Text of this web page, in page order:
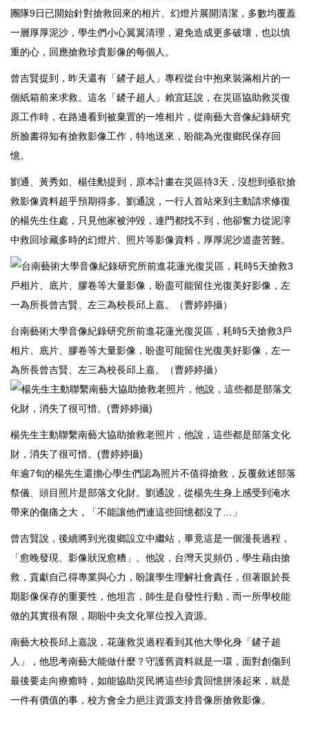
團隊9日已開始針對搶救回來的相片、幻燈片展開清潔，多數均覆蓋
一層厚厚泥沙，學生們小心翼翼清理，避免造成更多破壞，也以慎
重的心，回應搶救珍貴影像的每個人。
曾吉賢提到，昨天還有「鏟子超人」專程從台中抱來裝滿相片的一
個紙箱前來求救。這名「鏟子超人」賴宜廷說，在災區協助救災復
原工作時，在路邊看到被棄置的一堆相片，從南藝大音像紀錄研究
所臉書得知有搶救影像工作，特地送來，盼能為光復鄉民保存回
憶。
劉通、黃秀如、楊佳勳提到，原本計畫在災區待3天，沒想到亟欲搶
救影像資料超乎預期得多。劉通說，一行人首站來到主動請求修復
的楊先生住處，只見他家被沖毀，連門都找不到，他卻奮力從泥濘
中救回珍藏多時的幻燈片、照片等影像資料，厚厚泥沙道盡苦難。
台南藝術大學音像紀錄研究所前進花蓮光復災區，耗時5天搶救3戶
相片、底片、膠卷等大量影像，盼盡可能留住光復美好影像，左一
為所長曾吉賢、左三為校長邱上嘉。（曹婷婷攝）
楊先生主動聯繫南藝大協助搶救老照片，他說，這些都是部落文化
財，消失了很可惜。(曹婷婷攝)
年逾7旬的楊先生還擔心學生們認為照片不值得搶救，反覆敘述部落
祭儀、頭目照片是部落文化財。劉通說，從楊先生身上感受到淹水
帶來的傷痛之大，「不能讓他們連這些回憶都沒了…」
曾吉賢說，後續將到光復鄉設立中繼站，畢竟這是一個漫長過程，
「愈晚發現、影像狀況愈糟」。他說，台灣天災頻仍，學生藉由搶
救，貢獻自己得專業與心力，盼讓學生理解社會責任，但著眼於長
期影像保存的重要性，他坦言，師生是自發性行動，而一所學校能
做的其實很有限，期盼中央文化單位投入資源。
南藝大校長邱上嘉說，花蓮救災過程看到其他大學化身「鏟子超
人」，他思考南藝大能做什麼？守護舊資料就是一環，面對創傷到
最後要走向療癒時，如能協助災民將這些珍貴回憶拼湊起來，就是
一件有價值的事，校方會全力挹注資源支持音像所搶救影像。